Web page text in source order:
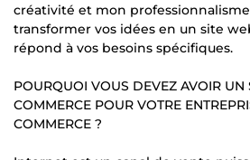
créativité et mon
transformer vos idées en un site
répond à vos besoins spécifiques.
POURQUOI VOUS DEVEZ AVOIR UN
COMMERCE POUR VOTRE
COMMERCE ?